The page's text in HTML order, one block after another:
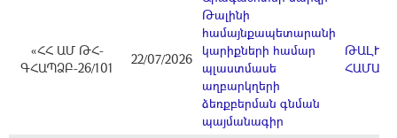
«ՀՀ ԱՄ ԹՀ-
ԳՀԱՊՁԲ-26/101
22/07/2026
Թալինի
համայնքապետարանի
կարիքների համար
պլաստմասե
աղբարկղերի
ձեռքբերման գնման
պայմանագիր